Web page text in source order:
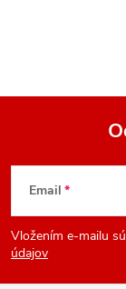
Z
á
p
Email
Vložením e-mailu
údajov